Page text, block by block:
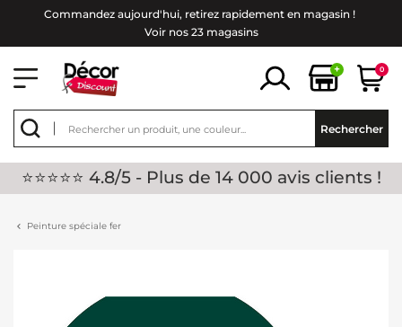
Commandez aujourd'hui, retirez rapidement en magasin !
Voir nos 23 magasins
+ 0
Rechercher
⭐⭐⭐⭐⭐ 4.8/5 - Plus de 14 000 avis clients !
Peinture spéciale fer